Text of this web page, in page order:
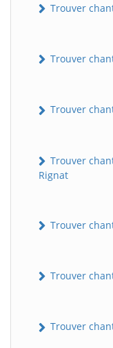
Trouver
Trouver
Trouver
Trouver
Rignat
Trouver
Trouver
Trouver